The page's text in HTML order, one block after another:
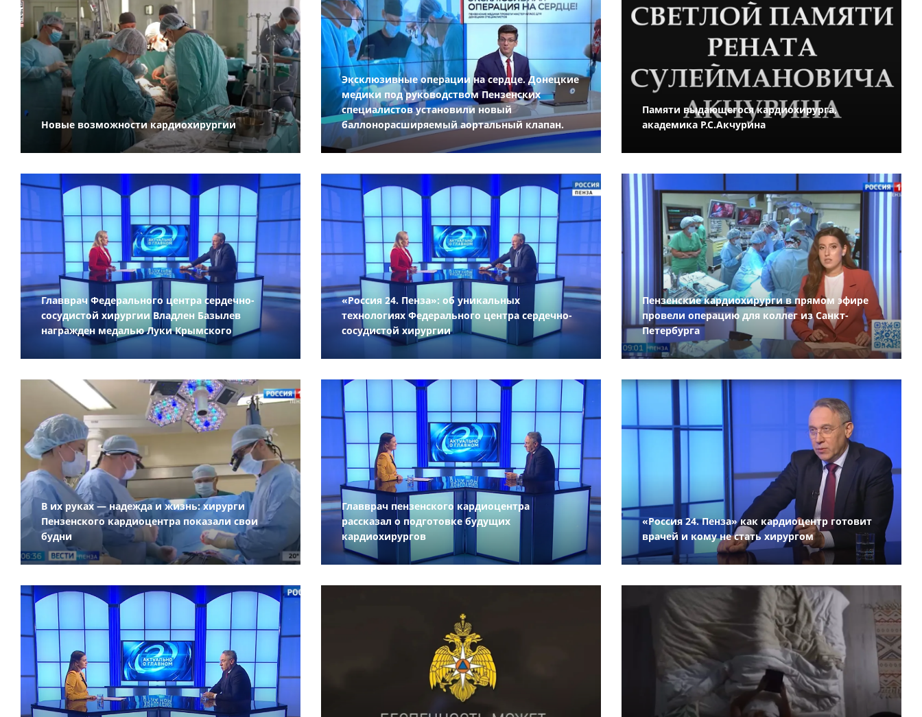
Новые возможности кардиохирургии
Эксклюзивные операции на сердце. Донецкие
медики под руководством Пензенских
специалистов установили новый
баллонорасширяемый аортальный клапан.
Памяти выдающегося кардиохирурга,
академика Р.С.Акчурина
Главврач Федерального центра сердечно-
сосудистой хирургии Владлен Базылев
награжден медалью Луки Крымского
«Россия 24. Пенза»: об уникальных
технологиях Федерального центра сердечно-
сосудистой хирургии
Пензенские кардиохирурги в прямом эфире
провели операцию для коллег из Санкт-
Петербурга
В их руках — надежда и жизнь: хирурги
Пензенского кардиоцентра показали свои
будни
Главврач пензенского кардиоцентра
рассказал о подготовке будущих
кардиохирургов
«Россия 24. Пенза» как кардиоцентр готовит
врачей и кому не стать хирургом